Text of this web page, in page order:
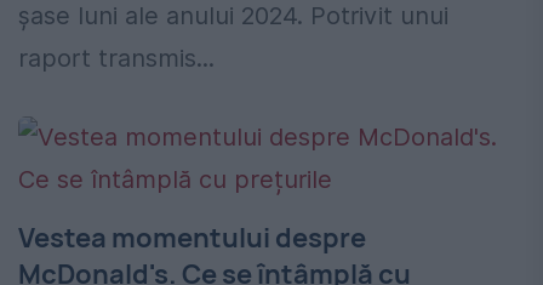
șase luni ale anului 2024. Potrivit unui
raport transmis...
Vestea momentului despre
McDonald's. Ce se întâmplă cu